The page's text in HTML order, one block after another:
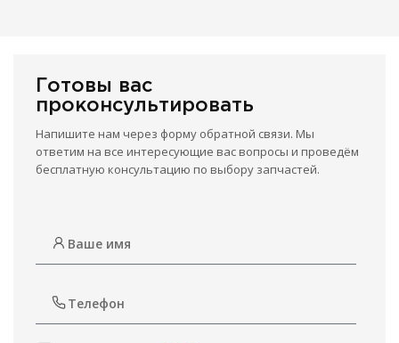
Готовы вас
проконсультировать
Напишите нам через форму обратной связи. Мы
ответим на все интересующие вас вопросы и проведём
бесплатную консультацию по выбору запчастей.